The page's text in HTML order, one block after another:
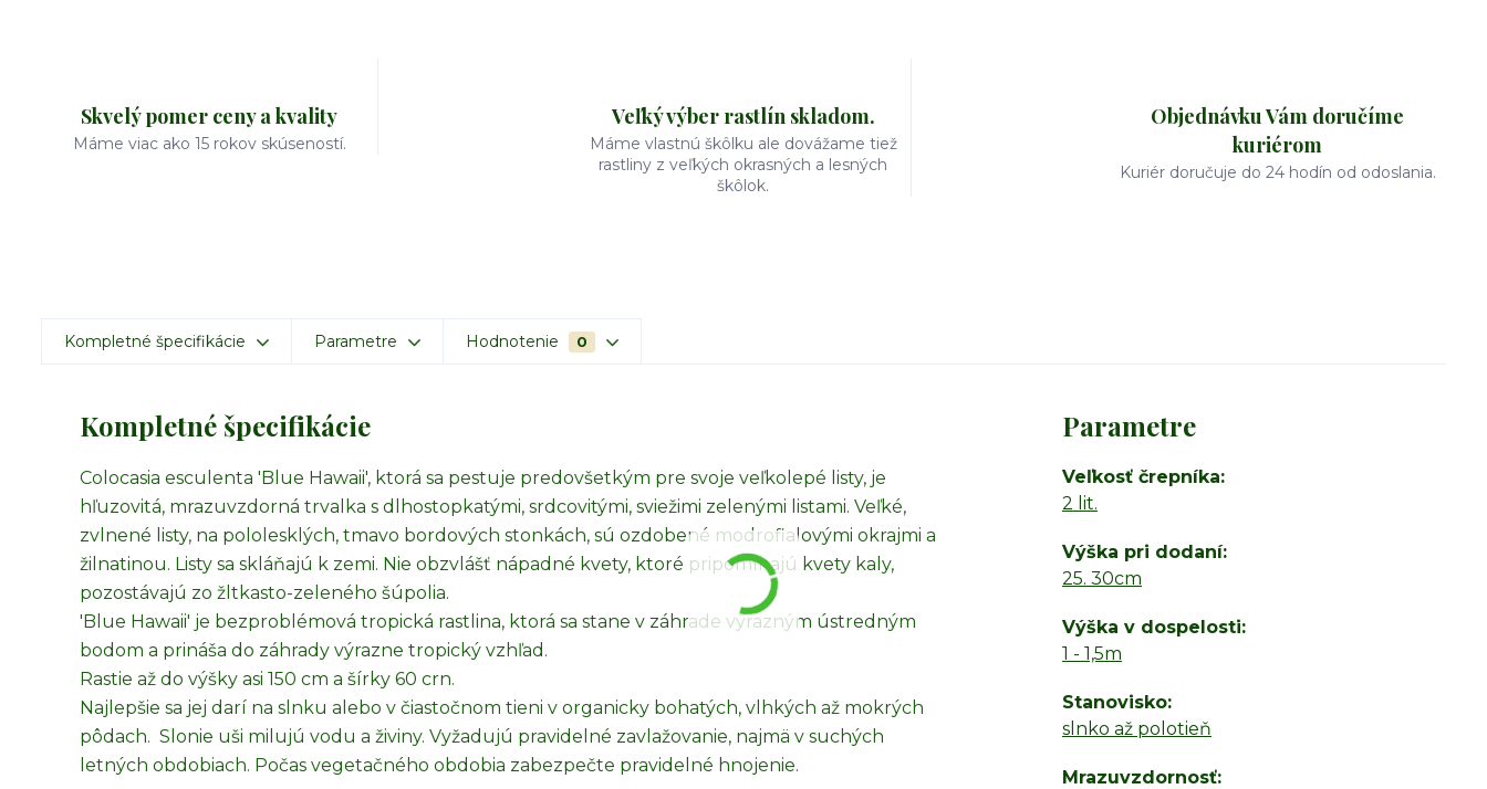
Skvelý pomer ceny a kvality
Máme viac ako 15 rokov skúseností.
Veľký výber rastlín skladom.
Máme vlastnú škôlku ale dovážame tiež
rastliny z veľkých okrasných a lesných
škôlok.
Objednávku Vám doručíme
kuriérom
Kuriér doručuje do 24 hodín od odoslania.
Kompletné špecifikácie Parametre Hodnotenie 0
Kompletné špecifikácie
Colocasia esculenta 'Blue Hawaii', ktorá sa pestuje predovšetkým pre svoje veľkolepé listy, je
hľuzovitá, mrazuvzdorná trvalka s dlhostopkatými, srdcovitými, sviežimi zelenými listami. Veľké,
zvlnené listy, na pololesklých, tmavo bordových stonkách, sú ozdobené modrofialovými okrajmi a
žilnatinou. Listy sa skláňajú k zemi. Nie obzvlášť nápadné kvety, ktoré pripomínajú kvety kaly,
pozostávajú zo žltkasto-zeleného šúpolia.
'Blue Hawaii' je bezproblémová tropická rastlina, ktorá sa stane v záhrade výrazným ústredným
bodom a prináša do záhrady výrazne tropický vzhľad.
Rastie až do výšky asi 150 cm a šírky 60 crn.
Najlepšie sa jej darí na slnku alebo v čiastočnom tieni v organicky bohatých, vlhkých až mokrých
pôdach. Slonie uši milujú vodu a živiny. Vyžadujú pravidelné zavlažovanie, najmä v suchých
letných obdobiach. Počas vegetačného obdobia zabezpečte pravidelné hnojenie.
Parametre
Veľkosť črepníka
2 lit.
Výška pri dodaní
25. 30cm
Výška v dospelosti
1 - 1,5m
Stanovisko
slnko až polotieň
Mrazuvzdornosť